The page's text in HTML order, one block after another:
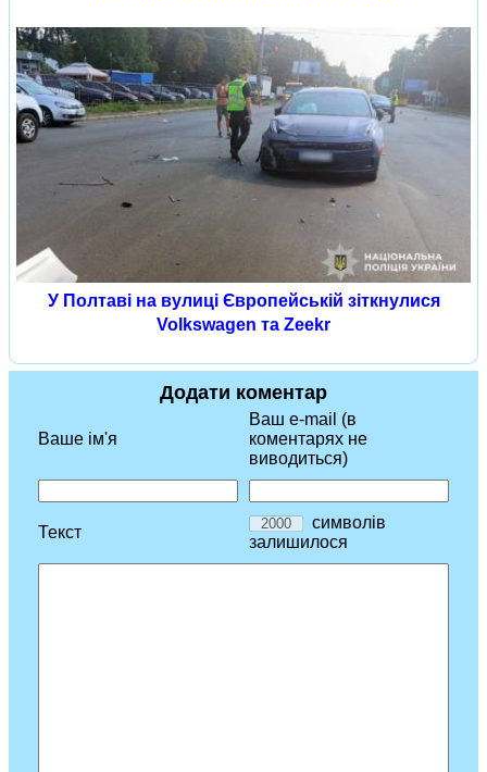
У Полтаві на вулиці Європейській зіткнулися
Volkswagen та Zeekr
Додати коментар
Ваше ім'я
Ваш e-mail (в
коментарях не
виводиться)
Текст
символів
залишилося